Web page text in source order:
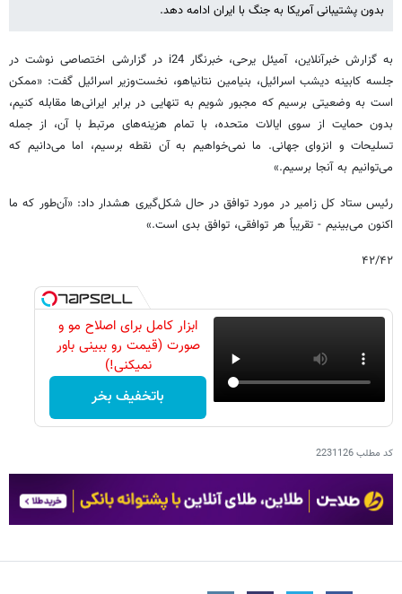
بدون پشتیبانی آمریکا به جنگ با ایران ادامه دهد.
به گزارش خبرآنلاین، آمیئل یرحی، خبرنگار i24 در گزارشی اختصاصی نوشت در
جلسه کابینه دیشب اسرائیل، بنیامین نتانیاهو، نخست‌وزیر اسرائیل گفت: «ممکن
است به وضعیتی برسیم که مجبور شویم به تنهایی در برابر ایرانی‌ها مقابله کنیم،
بدون حمایت از سوی ایالات متحده، با تمام هزینه‌های مرتبط با آن، از جمله
تسلیحات و انزوای جهانی. ما نمی‌خواهیم به آن نقطه برسیم، اما می‌دانیم که
می‌توانیم به آنجا برسیم.»
رئیس ستاد کل زامیر در مورد توافق در حال شکل‌گیری هشدار داد: «آن‌طور که ما
اکنون می‌بینیم - تقریباً هر توافقی، توافق بدی است.»
۴۲/۴۲
ابزار کامل برای اصلاح مو و
صورت (قیمت رو ببینی باور
نمیکنی!)
باتخفیف بخر
کد مطلب2231126